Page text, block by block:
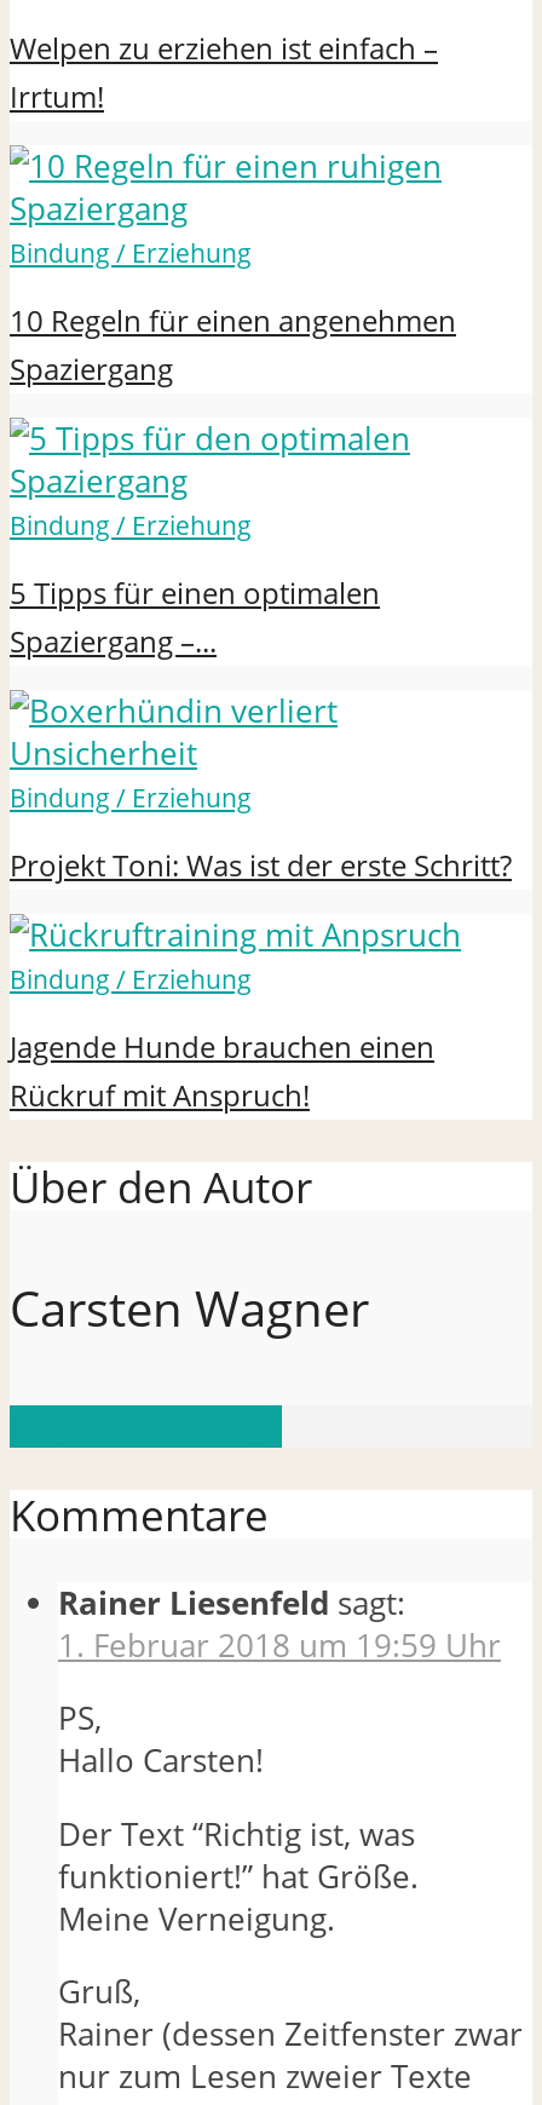
Welpen zu erziehen ist einfach –
Irrtum!
Bindung / Erziehung
10 Regeln für einen angenehmen
Spaziergang
Bindung / Erziehung
5 Tipps für einen optimalen
Spaziergang –...
Bindung / Erziehung
Projekt Toni: Was ist der erste Schritt?
Bindung / Erziehung
Jagende Hunde brauchen einen
Rückruf mit Anspruch!
Über den Autor
Carsten Wagner
Kommentare
Rainer Liesenfeld sagt:
1. Februar 2018 um 19:59 Uhr
PS,
Hallo Carsten!
Der Text “Richtig ist, was
funktioniert!” hat Größe.
Meine Verneigung.
Gruß,
Rainer (dessen Zeitfenster zwar
nur zum Lesen zweier Texte